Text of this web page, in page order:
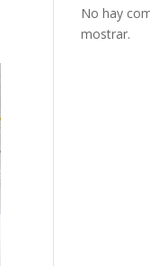
No hay
mostrar.